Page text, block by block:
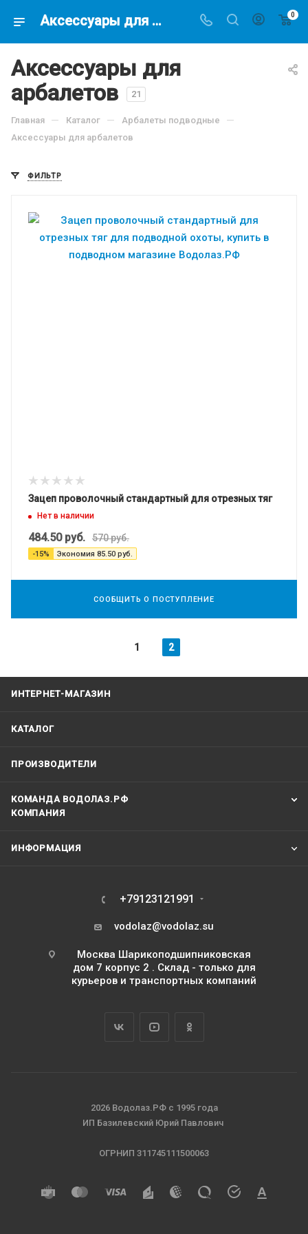
Аксессуары для арбалетов купить в магазине подводной охоты - Водолаз.РФ - 0
Аксессуары для
арбалетов
21
Главная — Каталог — Арбалеты подводные —
Аксессуары для арбалетов
ФИЛЬТР
Зацеп проволочный стандартный для отрезных тяг
Нет в наличии
484.50руб. 570руб.
-15% Экономия 85.50 руб.
СООБЩИТЬ О ПОСТУПЛЕНИЕ
1 2
ИНТЕРНЕТ-МАГАЗИН
КАТАЛОГ
ПРОИЗВОДИТЕЛИ
КОМАНДА ВОДОЛАЗ.РФ
КОМПАНИЯ
ИНФОРМАЦИЯ
+79123121991
vodolaz@vodolaz.su
Москва Шарикоподшипниковская
дом 7 корпус 2 . Склад - только для
курьеров и транспортных компаний
2026 Водолаз.РФ с 1995 года
ИП Базилевский Юрий Павлович
ОГРНИП 311745111500063